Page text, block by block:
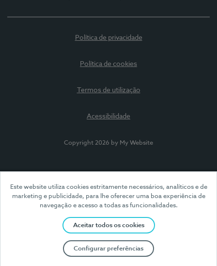
Este website utiliza cookies estritamente necessários, analíticos e de
marketing e publicidade, para lhe oferecer uma boa experiência de
navegação e acesso a todas as funcionalidades.
Aceitar todos os cookies
Configurar preferências
Política de privacidade
Política de cookies
Termos de utilização
Acessibilidade
Copyright 2026 by My Website